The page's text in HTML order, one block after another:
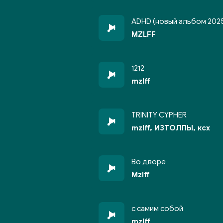
ADHD (новый альбом
MZLFF
1212
mzlff
TRINITY CYPHER
mzlff, ИЗТОЛПЫ, ксх
Во дворе
Mzlff
с самим собой